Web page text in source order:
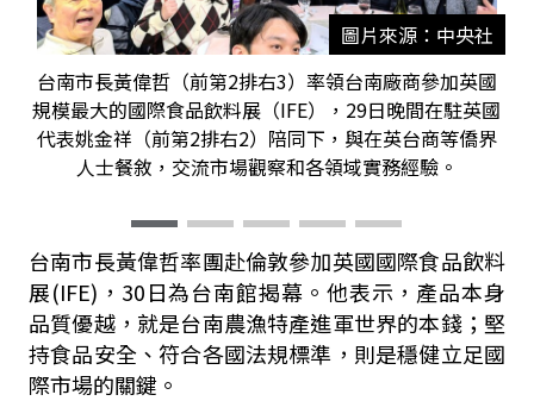
圖片來源：中央社
台南市長黃偉哲（前第2排右3）率領台南廠商參加英國
規模最大的國際食品飲料展（IFE），29日晚間在駐英國
代表姚金祥（前第2排右2）陪同下，與在英台商等僑界
人士餐敘，交流市場觀察和各領域實務經驗。
台南市長黃偉哲率團赴倫敦參加英國國際食品飲料
展(IFE)，30日為台南館揭幕。他表示，產品本身
品質優越，就是台南農漁特產進軍世界的本錢；堅
持食品安全、符合各國法規標準，則是穩健立足國
際市場的關鍵。